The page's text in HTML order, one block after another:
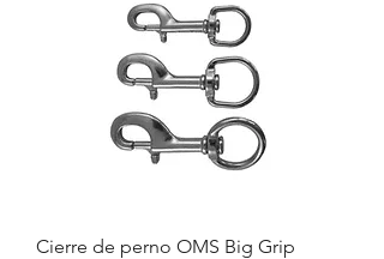
Cierre de perno OMS Big Grip